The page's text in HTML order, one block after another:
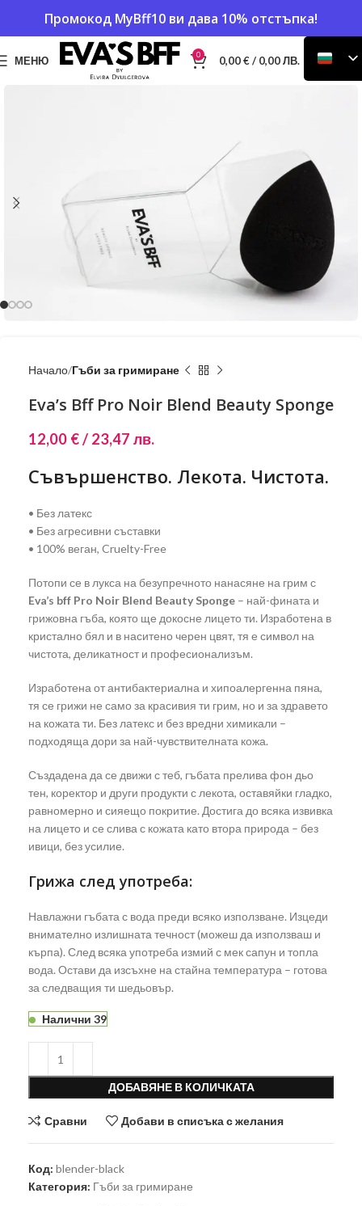
Промокод MyBff10 ви дава 10% отстъпка!
МЕНЮ 0 0,00€/ 0,00 ЛВ.
Начало Гъби за гримиране
Eva’s Bff Pro Noir Blend Beauty Sponge
12,00 €/ 23,47 лв.
Съвършенство. Лекота. Чистота.
• Без латекс
• Без агресивни съставки
• 100% веган, Cruelty-Free
Потопи се в лукса на безупречното нанасяне на грим с
Eva’s bff Pro Noir Blend Beauty Sponge – най-фината и
грижовна гъба, която ще докосне лицето ти. Изработена в
кристално бял и в наситено черен цвят, тя е символ на
чистота, деликатност и професионализъм.
Изработена от антибактериална и хипоалергенна пяна,
тя се грижи не само за красивия ти грим, но и за здравето
на кожата ти. Без латекс и без вредни химикали –
подходяща дори за най-чувствителната кожа.
Създадена да се движи с теб, гъбата прелива фон дьо
тен, коректор и други продукти с лекота, оставяйки гладко,
равномерно и сияещо покритие. Достига до всяка извивка
на лицето и се слива с кожата като втора природа – без
ивици, без усилие.
Грижа след употреба:
Навлажни гъбата с вода преди всяко използване. Изцеди
внимателно излишната течност (можеш да използваш и
кърпа). След всяка употреба измий с мек сапун и топла
вода. Остави да изсъхне на стайна температура – готова
за следващия ти шедьовър.
Налични 39
ДОБАВЯНЕ В КОЛИЧКАТА
Сравни Добави в списъка с желания
Код: blender-black
Категория: Гъби за гримиране